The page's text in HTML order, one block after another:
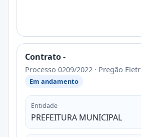
Contrato -
Processo 0209/2022 · Pregão
Em andamento
Entidade
PREFEITURA MUNICIPAL